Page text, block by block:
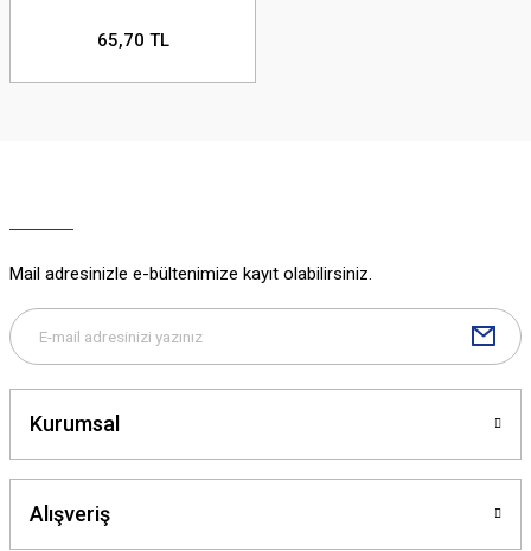
65,70 TL
Mail adresinizle e-bültenimize kayıt olabilirsiniz.
Kurumsal
Alışveriş